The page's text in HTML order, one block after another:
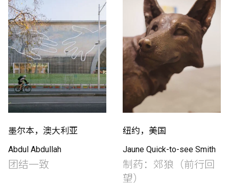
墨尔本，澳大利亚
Abdul Abdullah
团结一致
纽约，美国
Jaune Quick-to-see Smith
制药：郊狼（前行回
望）